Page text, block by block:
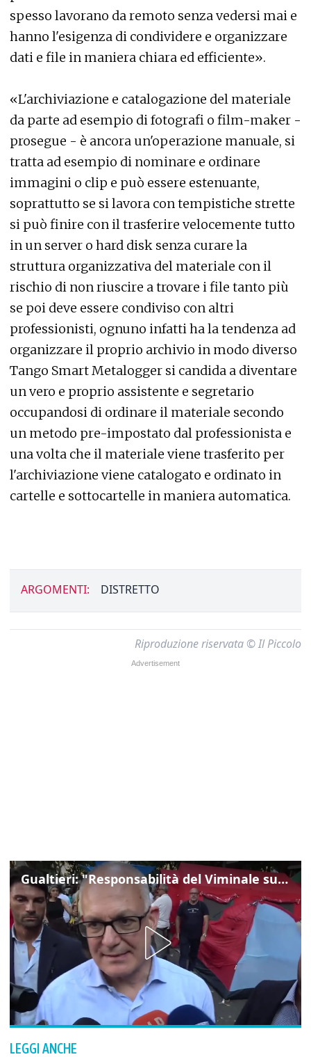
spesso lavorano da remoto senza vedersi mai e
hanno l'esigenza di condividere e organizzare
dati e file in maniera chiara ed efficiente».
«L'archiviazione e catalogazione del materiale
da parte ad esempio di fotografi o film-maker -
prosegue - è ancora un'operazione manuale, si
tratta ad esempio di nominare e ordinare
immagini o clip e può essere estenuante,
soprattutto se si lavora con tempistiche strette
si può finire con il trasferire velocemente tutto
in un server o hard disk senza curare la
struttura organizzativa del materiale con il
rischio di non riuscire a trovare i file tanto più
se poi deve essere condiviso con altri
professionisti, ognuno infatti ha la tendenza ad
organizzare il proprio archivio in modo diverso
Tango Smart Metalogger si candida a diventare
un vero e proprio assistente e segretario
occupandosi di ordinare il materiale secondo
un metodo pre-impostato dal professionista e
una volta che il materiale viene trasferito per
l'archiviazione viene catalogato e ordinato in
cartelle e sottocartelle in maniera automatica.
ARGOMENTI: DISTRETTO
Riproduzione riservata © Il Piccolo
Gualtieri: "Responsabilità del Viminale su Spin Time? La posizione dei partiti è nota"
LEGGI ANCHE